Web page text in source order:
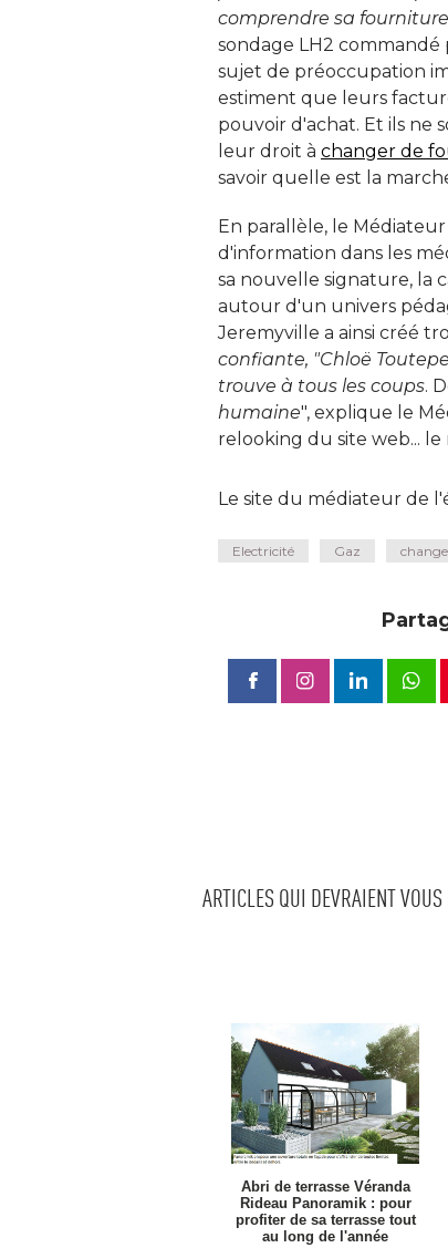
comprendre sa
sondage LH2 commandé
sujet de préoccupation
estiment que leurs
pouvoir d'achat. Et ils ne
leur droit à changer de
savoir quelle est la
En parallèle, le
d'information dans les
sa nouvelle signature, la
autour d'un univers
Jeremyville a ainsi créé
confiante, "Chloë
trouve à tous les coups.
humaine", explique le
relooking du site web...
Le site du médiateur de
Electricité Gaz
ARTICLES QUI DEVRAIENT VOUS
Abri de terrasse Véranda
Rideau Panoramik : pour
profiter de sa terrasse tout
au long de l'année